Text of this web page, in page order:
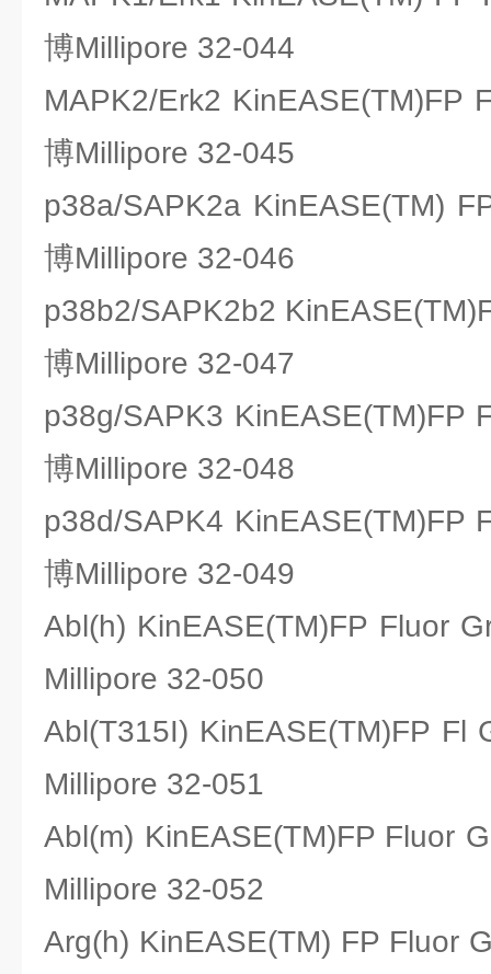
博Millipore 32-044
MAPK2/Erk2 KinEASE(TM)FP
博Millipore 32-045
p38a/SAPK2a KinEASE(TM)
博Millipore 32-046
p38b2/SAPK2b2
博Millipore 32-047
p38g/SAPK3 KinEASE(TM)FP
博Millipore 32-048
p38d/SAPK4 KinEASE(TM)FP
博Millipore 32-049
Abl(h) KinEASE(TM)FP Fluor
Millipore 32-050
Abl(T315I) KinEASE(TM)FP Fl
Millipore 32-051
Abl(m) KinEASE(TM)FP Fluor
Millipore 32-052
Arg(h) KinEASE(TM) FP Fluor